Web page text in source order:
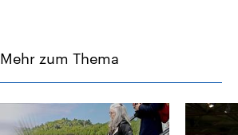
Mehr zum Thema